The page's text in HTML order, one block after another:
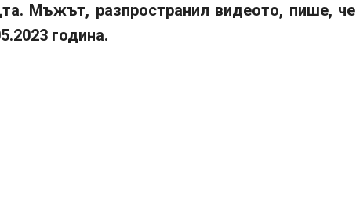
Мъжът, разпространил видеото, пише, че
година.